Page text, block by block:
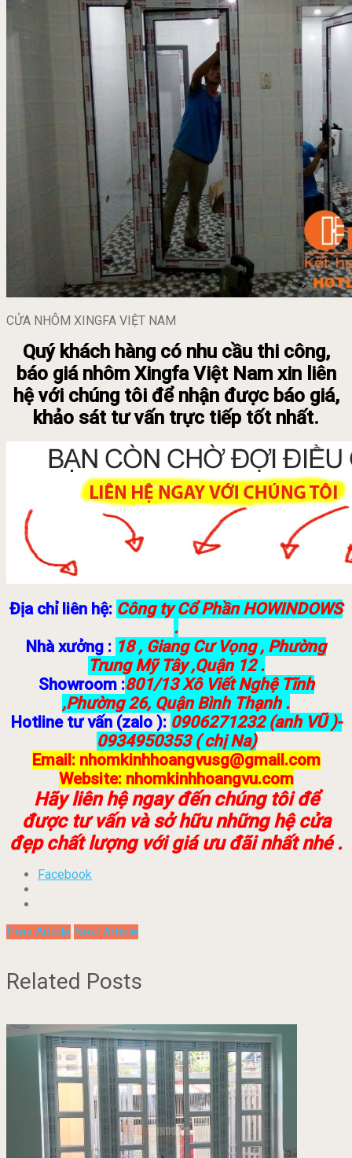
CỬA NHÔM XINGFA VIỆT NAM
Quý khách hàng có nhu cầu thi công,
báo giá nhôm Xingfa Việt Nam xin liên
hệ với chúng tôi để nhận được báo giá,
khảo sát tư vấn trực tiếp tốt nhất.
Địa chỉ liên hệ: Công ty Cổ Phần HOWINDOWS
.
Nhà xưởng : 18 , Giang Cư Vọng , Phường
Trung Mỹ Tây ,Quận 12 .
Showroom :801/13 Xô Viết Nghệ Tĩnh
,Phường 26, Quận Bình Thạnh .
Hotline tư vấn (zalo ): 0906271232 (anh VŨ )-
0934950353 ( chị Na)
Email: nhomkinhhoangvusg@gmail.com
Website: nhomkinhhoangvu.com
Hãy liên hệ ngay đến chúng tôi để
được tư vấn và sở hữu những hệ cửa
đẹp chất lượng với giá ưu đãi nhất nhé .
Facebook
Prev Article Next Article
Related Posts